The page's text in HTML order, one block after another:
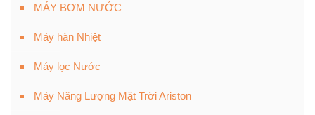
MÁY BƠM NƯỚC
Máy hàn Nhiệt
Máy lọc Nước
Máy Năng Lượng Mặt Trời Ariston